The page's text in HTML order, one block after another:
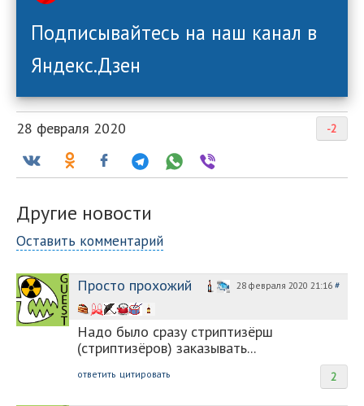
Подписывайтесь на наш канал в
Яндекс.Дзен
-2
28 февраля 2020
Другие новости
Оставить комментарий
Просто прохожий 28 февраля 2020 21:16 #
Надо было сразу стриптизёрш
(стриптизёров) заказывать...
2
ответить цитировать